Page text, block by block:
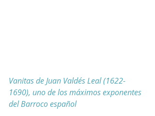
Vanitas de Juan Valdés Leal (1622-
1690), uno de los máximos exponentes
del Barroco español